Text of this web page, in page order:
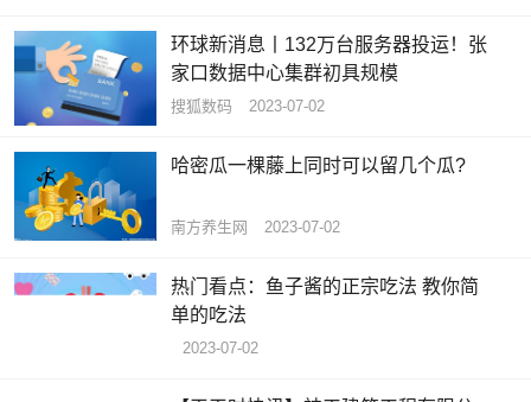
环球新消息丨132万台服务器投运！张
家口数据中心集群初具规模
搜狐数码 2023-07-02
哈密瓜一棵藤上同时可以留几个瓜?
南方养生网 2023-07-02
热门看点：鱼子酱的正宗吃法 教你简
单的吃法
2023-07-02